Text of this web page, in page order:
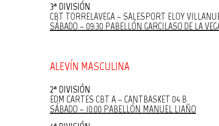
3ª DIVISIÓN
CBT TORRELAVEGA – SALESPORT ELOY
SÁBADO – 09:30 PABELLÓN GARCILASO DE LA
ALEVÍN MASCULINA
2ª DIVISIÓN
EDM CARTES CBT A – CANTBASKET 04 B
SÁBADO – 10:00 PABELLÓN MANUEL LIAÑO